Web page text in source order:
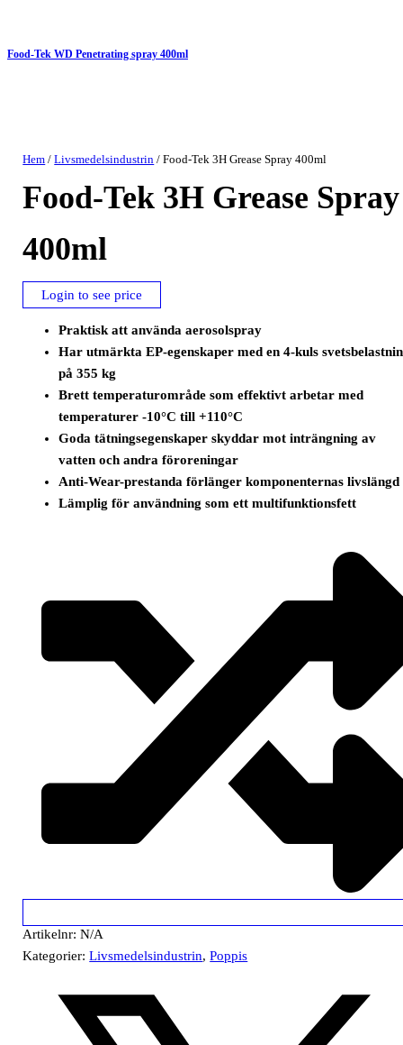
Food-Tek WD Penetrating spray 400ml
Hem /Livsmedelsindustrin / Food-Tek 3H Grease Spray 400ml
Food-Tek 3H Grease Spray
400ml
Login to see price
Praktisk att använda aerosolspray
Har utmärkta EP-egenskaper med en 4-kuls
på 355 kg
Brett temperaturområde som effektivt arbetar med
temperaturer -10°C till +110°C
Goda tätningsegenskaper skyddar mot inträngning av
vatten och andra föroreningar
Anti-Wear-prestanda förlänger komponenternas livslängd
Lämplig för användning som ett multifunktionsfett
Artikelnr:N/A
Kategorier:Livsmedelsindustrin,Poppis